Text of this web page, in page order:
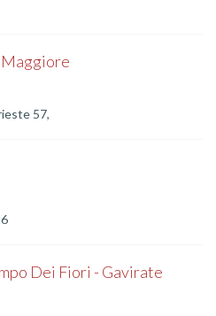
57,
Dei Fiori - Gavirate